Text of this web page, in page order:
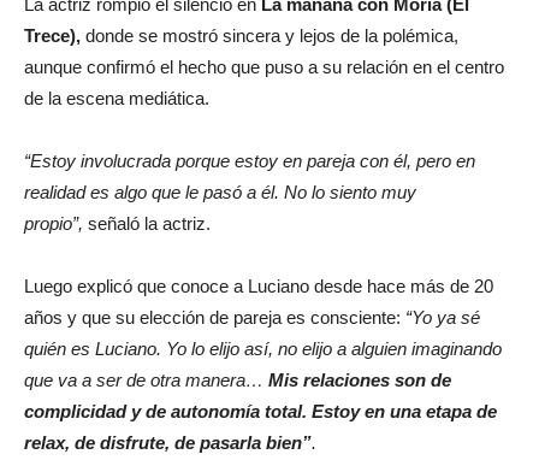
La actriz rompió el silencio en La mañana con Moria (El
Trece), donde se mostró sincera y lejos de la polémica,
aunque confirmó el hecho que puso a su relación en el centro
de la escena mediática.
“Estoy involucrada porque estoy en pareja con él, pero en
realidad es algo que le pasó a él. No lo siento muy
propio”, señaló la actriz.
Luego explicó que conoce a Luciano desde hace más de 20
años y que su elección de pareja es consciente: “Yo ya sé
quién es Luciano. Yo lo elijo así, no elijo a alguien imaginando
que va a ser de otra manera… Mis relaciones son de
complicidad y de autonomía total. Estoy en una etapa de
relax, de disfrute, de pasarla bien”.